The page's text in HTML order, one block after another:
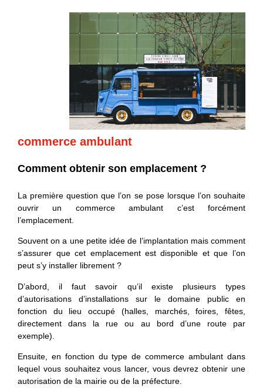
commerce ambulant
Comment obtenir son emplacement ?
La première question que l’on se pose lorsque l’on souhaite
ouvrir un commerce ambulant c’est forcément
l’emplacement.
Souvent on a une petite idée de l’implantation mais comment
s’assurer que cet emplacement est disponible et que l’on
peut s’y installer librement ?
D’abord, il faut savoir qu’il existe plusieurs types
d’autorisations d’installations sur le domaine public en
fonction du lieu occupé (halles, marchés, foires, fêtes,
directement dans la rue ou au bord d’une route par
exemple).
Ensuite, en fonction du type de commerce ambulant dans
lequel vous souhaitez vous lancer, vous devrez obtenir une
autorisation de la mairie ou de la préfecture.